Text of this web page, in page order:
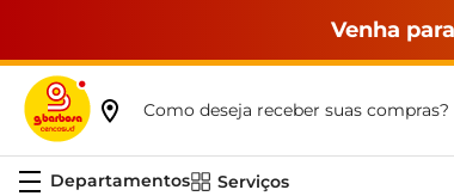
Venha
Como deseja receber suas compras?
Serviços